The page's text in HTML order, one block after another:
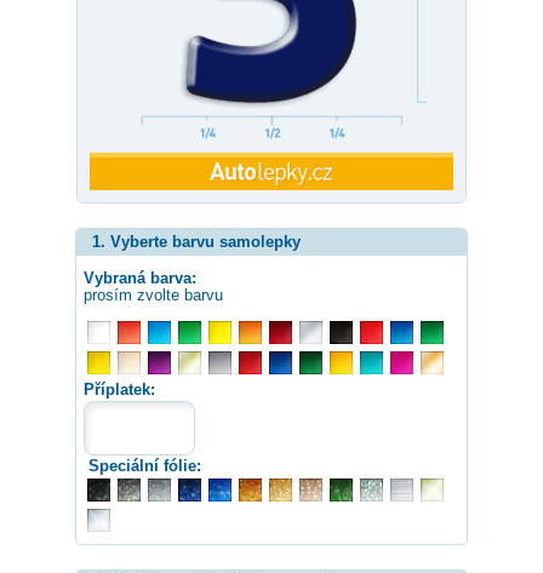
1. Vyberte barvu samolepky
Vybraná barva:
prosím zvolte barvu
Příplatek:
Speciální fólie: